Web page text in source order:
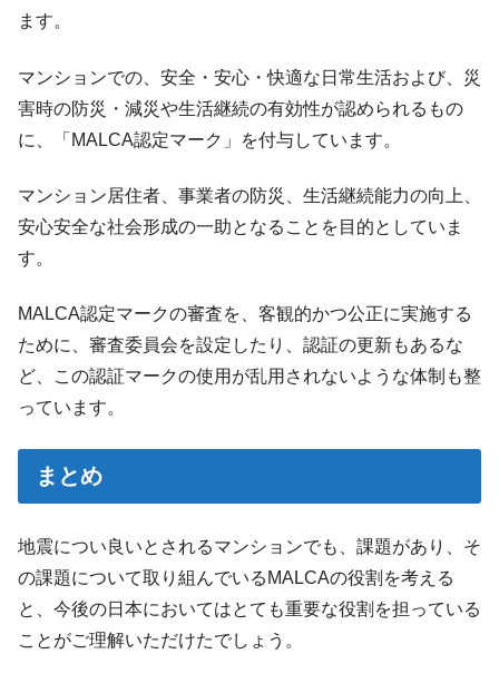
ます。
マンションでの、安全・安心・快適な日常生活および、災
害時の防災・減災や生活継続の有効性が認められるもの
に、「MALCA認定マーク」を付与しています。
マンション居住者、事業者の防災、生活継続能力の向上、
安心安全な社会形成の一助となることを目的としていま
す。
MALCA認定マークの審査を、客観的かつ公正に実施する
ために、審査委員会を設定したり、認証の更新もあるな
ど、この認証マークの使用が乱用されないような体制も整
っています。
まとめ
地震につい良いとされるマンションでも、課題があり、そ
の課題について取り組んでいるMALCAの役割を考える
と、今後の日本においてはとても重要な役割を担っている
ことがご理解いただけたでしょう。